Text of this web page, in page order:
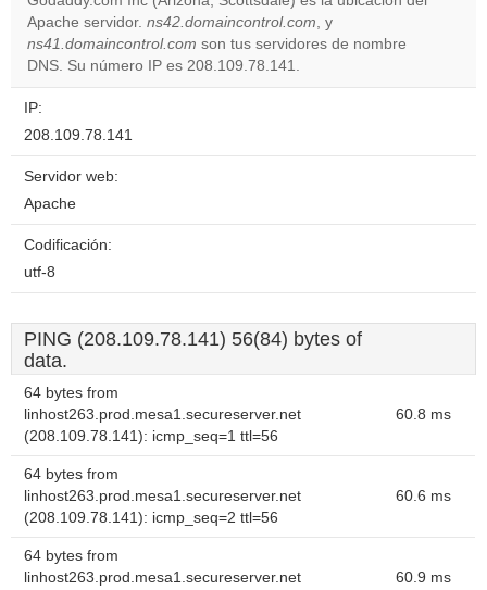
Do you
own this
Apache servidor. ns42.domaincontrol.com, y
ns41.domaincontrol.com son tus servidores de nombre
DNS. Su número IP es 208.109.78.141.
IP:
208.109.78.141
Servidor web:
Apache
Codificación:
utf-8
PING (208.109.78.141) 56(84) bytes of
data.
64 bytes from
linhost263.prod.mesa1.secureserver.net
(208.109.78.141): icmp_seq=1 ttl=56
60.8 ms
64 bytes from
linhost263.prod.mesa1.secureserver.net
(208.109.78.141): icmp_seq=2 ttl=56
60.6 ms
64 bytes from
linhost263.prod.mesa1.secureserver.net
60.9 ms